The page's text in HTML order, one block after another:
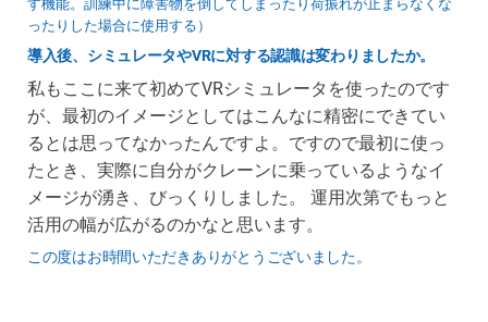
す機能。訓練中に障害物を倒してしまったり荷振れが止まらなくな
ったりした場合に使用する）
導入後、シミュレータやVRに対する認識は変わりましたか。
私もここに来て初めてVRシミュレータを使ったのです
が、最初のイメージとしてはこんなに精密にできてい
るとは思ってなかったんですよ。ですので最初に使っ
たとき、実際に自分がクレーンに乗っているようなイ
メージが湧き、びっくりしました。 運用次第でもっと
活用の幅が広がるのかなと思います。
この度はお時間いただきありがとうございました。